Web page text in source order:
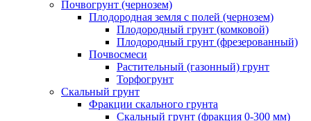
Почвогрунт (чернозем)
Плодородная земля с полей (чернозем)
Плодородный грунт (комковой)
Плодородный грунт (фрезерованный)
Почвосмеси
Растительный (газонный) грунт
Торфогрунт
Скальный грунт
Фракции скального грунта
Скальный грунт (фракция 0-300 мм)